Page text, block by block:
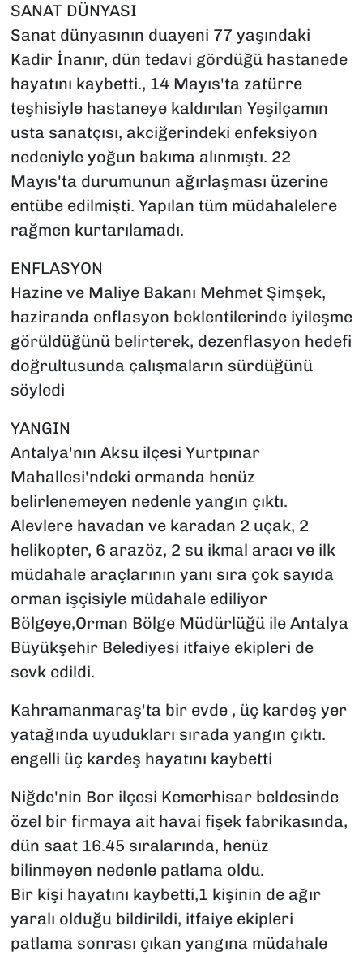
SANAT DÜNYASI
Sanat dünyasının duayeni 77 yaşındaki
Kadir İnanır, dün tedavi gördüğü hastanede
hayatını kaybetti., 14 Mayıs'ta zatürre
teşhisiyle hastaneye kaldırılan Yeşilçamın
usta sanatçısı, akciğerindeki enfeksiyon
nedeniyle yoğun bakıma alınmıştı. 22
Mayıs'ta durumunun ağırlaşması üzerine
entübe edilmişti. Yapılan tüm müdahalelere
rağmen kurtarılamadı.
ENFLASYON
Hazine ve Maliye Bakanı Mehmet Şimşek,
haziranda enflasyon beklentilerinde iyileşme
görüldüğünü belirterek, dezenflasyon hedefi
doğrultusunda çalışmaların sürdüğünü
söyledi
YANGIN
Antalya'nın Aksu ilçesi Yurtpınar
Mahallesi'ndeki ormanda henüz
belirlenemeyen nedenle yangın çıktı.
Alevlere havadan ve karadan 2 uçak, 2
helikopter, 6 arazöz, 2 su ikmal aracı ve ilk
müdahale araçlarının yanı sıra çok sayıda
orman işçisiyle müdahale ediliyor
Bölgeye,Orman Bölge Müdürlüğü ile Antalya
Büyükşehir Belediyesi itfaiye ekipleri de
sevk edildi.
Kahramanmaraş'ta bir evde , üç kardeş yer
yatağında uyudukları sırada yangın çıktı.
engelli üç kardeş hayatını kaybetti
Niğde'nin Bor ilçesi Kemerhisar beldesinde
özel bir firmaya ait havai fişek fabrikasında,
dün saat 16.45 sıralarında, henüz
bilinmeyen nedenle patlama oldu.
Bir kişi hayatını kaybetti,1 kişinin de ağır
yaralı olduğu bildirildi, itfaiye ekipleri
patlama sonrası çıkan yangına müdahale